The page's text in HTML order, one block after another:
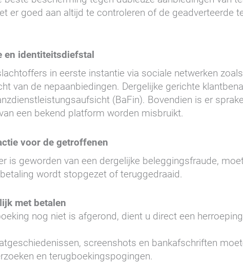
er goed aan altijd te controleren of de geadverteerde
en identiteitsdiefstal
in eerste instantie via sociale netwerken
van de nepaanbiedingen. Dergelijke gerichte
(BaFin). Bovendien is er
een bekend platform worden misbruikt.
voor de getroffenen
is geworden van een dergelijke beleggingsfraude,
wordt stopgezet of teruggedraaid.
met betalen
nog niet is afgerond, dient u direct een
screenshots en bankafschriften
en terugboekingspogingen.